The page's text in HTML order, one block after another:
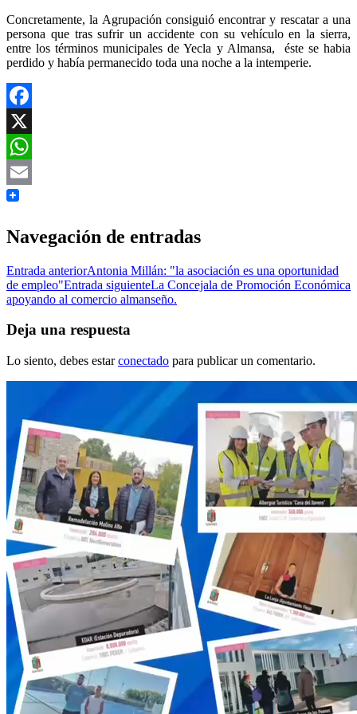
Concretamente, la Agrupación consiguió encontrar y rescatar a una
persona que tras sufrir un accidente con su vehículo en la sierra,
entre los términos municipales de Yecla y Almansa, éste se habia
perdido y había permanecido toda una noche a la intemperie.
Facebook
X
WhatsApp
Email
Navegación de entradas
Entrada anteriorAntonia Millán: "la asociación es una oportunidad
de empleo"Entrada siguienteLa Concejala de Promoción Económica
apoyando al comercio almanseño.
Deja una respuesta
Lo siento, debes estarconectado para publicar un comentario.